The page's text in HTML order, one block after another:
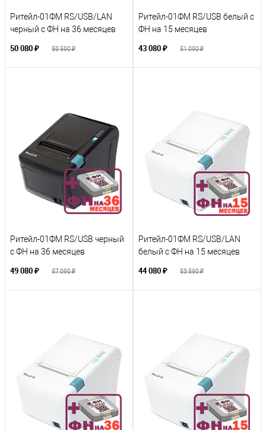
Ритейл-01ФМ RS/USB/LAN
черный с ФН на 36 месяцев
50 080 ₽ 59 590 ₽
Ритейл-01ФМ RS/USB белый с
ФН на 15 месяцев
43 080 ₽ 51 090 ₽
Ритейл-01ФМ RS/USB черный
с ФН на 36 месяцев
49 080 ₽ 57 090 ₽
Ритейл-01ФМ RS/USB/LAN
белый с ФН на 15 месяцев
44 080 ₽ 53 590 ₽